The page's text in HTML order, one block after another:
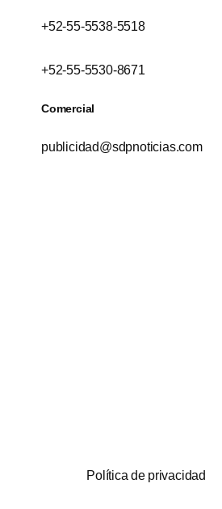
+52-55-5538-5518
+52-55-5530-8671
Comercial
publicidad@sdpnoticias.com
Política de privacidad